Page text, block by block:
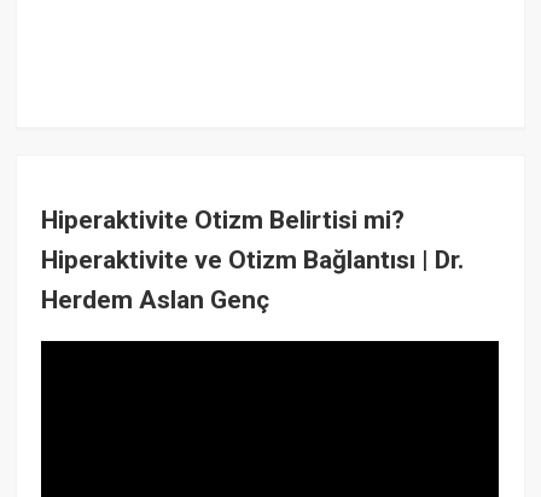
Hiperaktivite Otizm Belirtisi mi?
Hiperaktivite ve Otizm Bağlantısı | Dr.
Herdem Aslan Genç